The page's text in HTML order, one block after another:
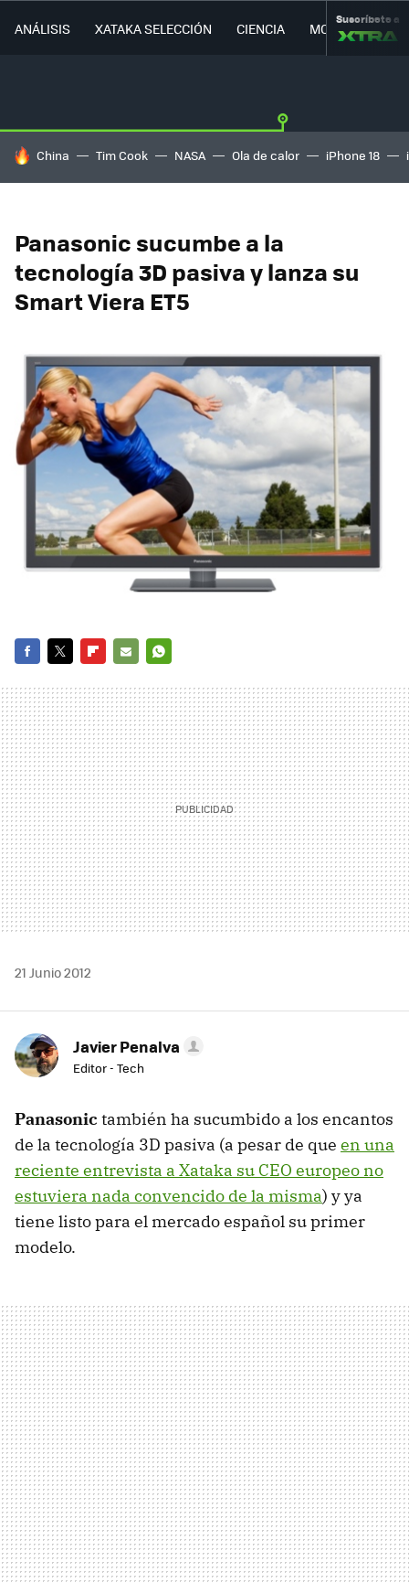
ANÁLISIS XATAKA SELECCIÓN CIENCIA MOVILIDAD
Suscríbete a
HOY SE HABLA DE
China Tim Cook NASA Ola de calor iPhone 18
Panasonic sucumbe a la
tecnología 3D pasiva y lanza su
Smart Viera ET5
MAIL
21 Junio 2012
Javier Penalva
Editor - Tech
Panasonic también ha sucumbido a los encantos
de la tecnología 3D pasiva (a pesar de que en una
reciente entrevista a Xataka su CEO europeo no
estuviera nada convencido de la misma) y ya
tiene listo para el mercado español su primer
modelo.